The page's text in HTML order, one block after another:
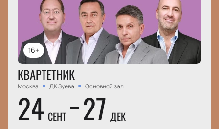
16+
КВАРТЕТНИК
Москва ДК Зуева Основной зал
24 СЕНТ 27 ДЕК